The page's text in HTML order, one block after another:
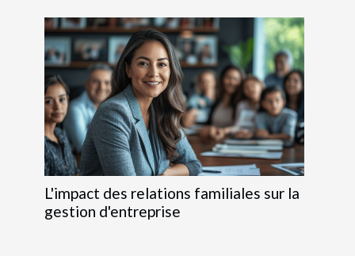
L'impact des relations familiales sur la
gestion d'entreprise